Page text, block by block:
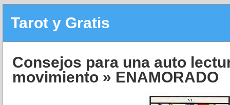
Tarot y Gratis
Consejos para una auto
movimiento » ENAMORADO